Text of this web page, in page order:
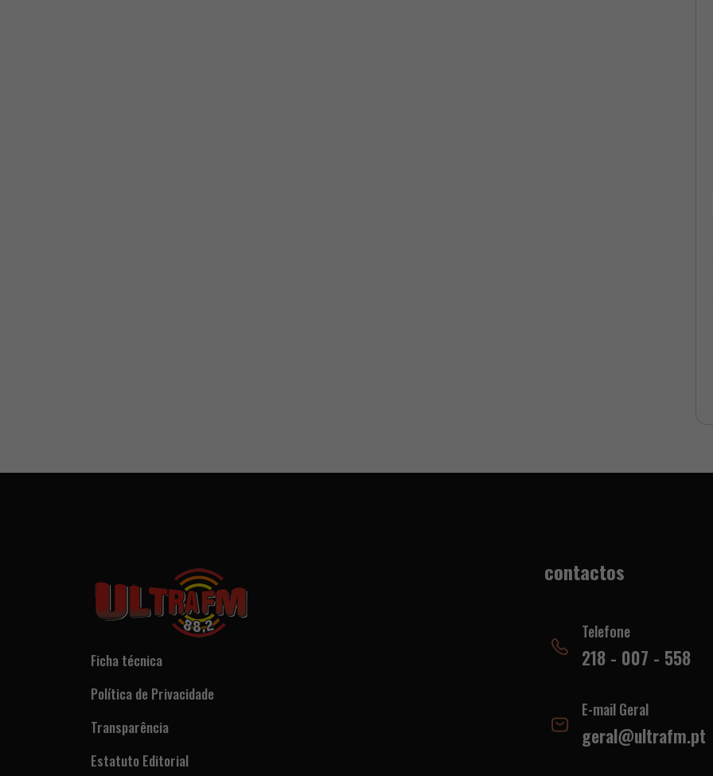
Ficha técnica
Política de Privacidade
Transparência
Estatuto Editorial
contactos
Telefone
218 - 007 - 558
E-mail Geral
geral@ultrafm.pt